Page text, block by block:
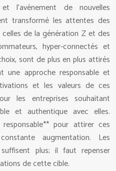
l’avènement de nouvelles
transformé les attentes des
de la génération Z et des
hyper-connectés et
sont de plus en plus attirés
une approche responsable et
et les valeurs de ces
les entreprises souhaitant
et authentique avec elles.
pour attirer ces
augmentation. Les
plus; il faut repenser
de cette cible.